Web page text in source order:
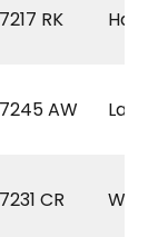
7217 RK
7245 AW Laren
7231 CR